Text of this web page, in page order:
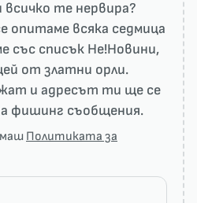
те нервира?
опитаме всяка седмица
със списък He!Новини,
от златни орли.
и адресът ти ще се
фишинг съобщения.
Политиката за